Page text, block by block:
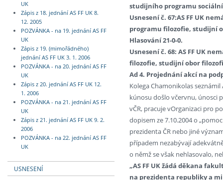
UK
Zápis z 18. jednání AS FF UK 8.
12. 2005
POZVÁNKA - na 19. jednání AS FF
UK
Zápis z 19. (mimořádného)
jednání AS FF UK 3. 1. 2006
POZVÁNKA - na 20. jednání AS FF
UK
Zápis z 20. jednání AS FF UK 12.
1. 2006
POZVÁNKA - na 21. jednání AS FF
UK
Zápis z 21. jednání AS FF UK 9. 2.
2006
POZVÁNKA - na 22. jednání AS FF
UK
USNESENÍ
studijního programu
Usnesení č. 67:AS FF UK
programu filozofie, studijní
Hlasování 21-0-0.
Usnesení č. 68: AS FF UK
filozofie, studijní obor
Ad 4. Projednání akcí na
Kolega Chamonikolas
kúnosu došlo včervnu, únosci
vČR, pracuje vOrganizaci pro
dopisem ze 7.10.2004 o
prezidenta ČR nebo jiné
případem nezabývají
o němž se však nehlasovalo,
„AS FF UK žádá děkana
na prezidenta republiky a